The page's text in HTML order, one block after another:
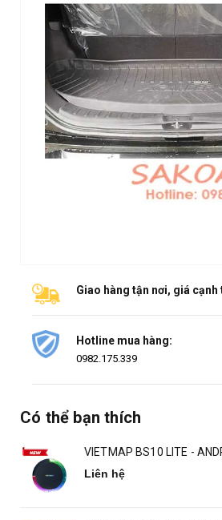
Giao hàng tận nơi, giá
Hotline mua hàng:
0982.175.339
Có thể bạn thích
VIETMAP BS10 LITE -
Liên hệ